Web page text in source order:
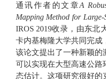
通讯作者的文章A
Mapping Method for
IROS 2019收录，由东北
卡内基梅隆大学共同完成
该论文提出了一种新颖的
可以实现在大型高速公
态估计。这项研究很好